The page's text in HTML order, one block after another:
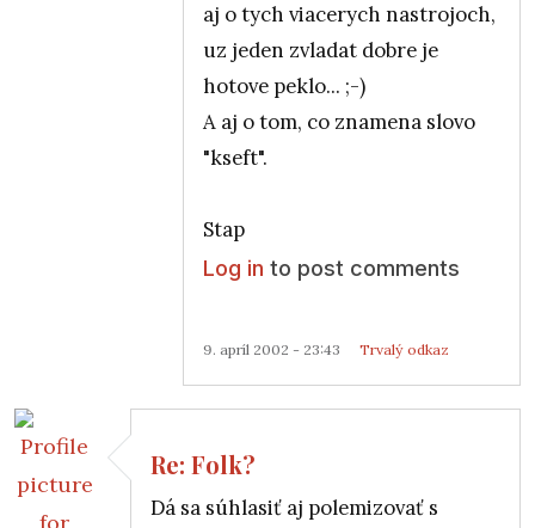
aj o tych viacerych nastrojoch,
uz jeden zvladat dobre je
hotove peklo... ;-)
A aj o tom, co znamena slovo
"kseft".
Stap
Log in to post comments
9. apríl 2002 - 23:43 Trvalý odkaz
Re: Folk?
Dá sa súhlasiť aj polemizovať s